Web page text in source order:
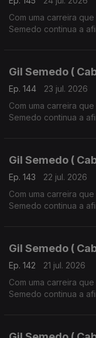
Com uma carreira
Semedo continua a
Gil Semedo (
Ep. 144
23 jul. 2026
Com uma carreira
Semedo continua a
Gil Semedo (
Ep. 143
22 jul. 2026
Com uma carreira
Semedo continua a
Gil Semedo (
Ep. 142
21 jul. 2026
Com uma carreira
Semedo continua a